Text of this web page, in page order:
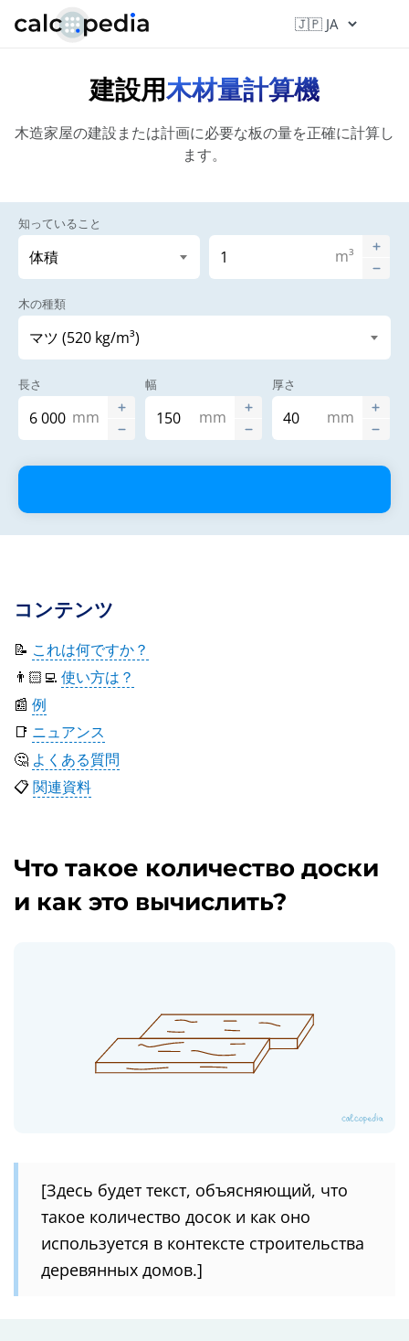
建設用木材量計算機
木造家屋の建設または計画に必要な板の量を正確に計算し
ます。
知っていること
m³
木の種類
長さ
mm
幅
mm
厚さ
mm
コンテンツ
📝 これは何ですか？
👨🏻‍💻 使い方は？
📰 例
📑 ニュアンス
🤔 よくある質問
📋関連資料
Что такое количество доски
и как это вычислить?
[Здесь будет текст, объясняющий, что
такое количество досок и как оно
используется в контексте строительства
деревянных домов.]